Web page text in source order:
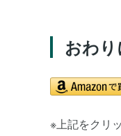
おわり
※上記をクリ